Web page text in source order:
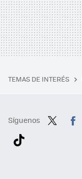
TEMAS DE INTERÉS
Síguenos